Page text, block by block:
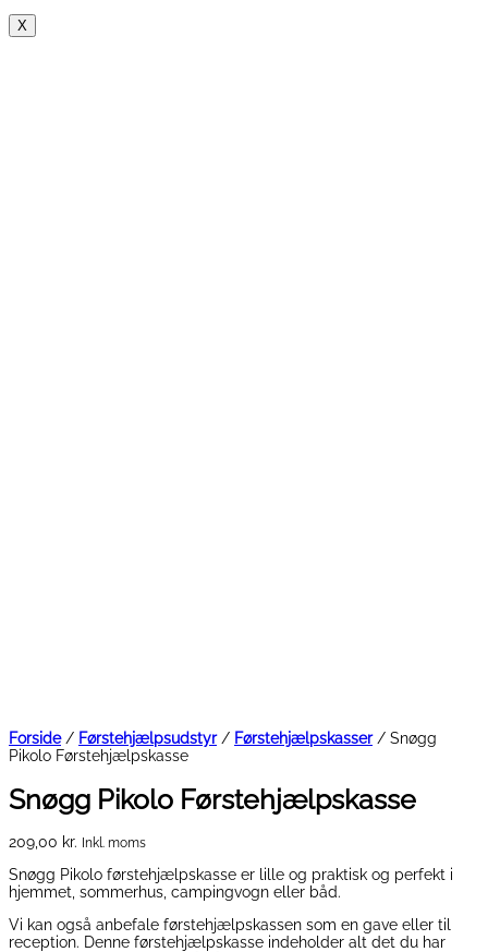
X
Forside/ Førstehjælpsudstyr/ Førstehjælpskasser/ Snøgg
Pikolo Førstehjælpskasse
Snøgg Pikolo Førstehjælpskasse
209,00 kr. Inkl. moms
Snøgg Pikolo førstehjælpskasse er lille og praktisk og perfekt i
hjemmet, sommerhus, campingvogn eller båd.
Vi kan også anbefale førstehjælpskassen som en gave eller til
reception. Denne førstehjælpskasse indeholder alt det du har